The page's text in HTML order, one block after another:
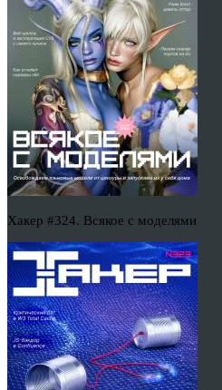
Хакер #324. Всякое с моделями